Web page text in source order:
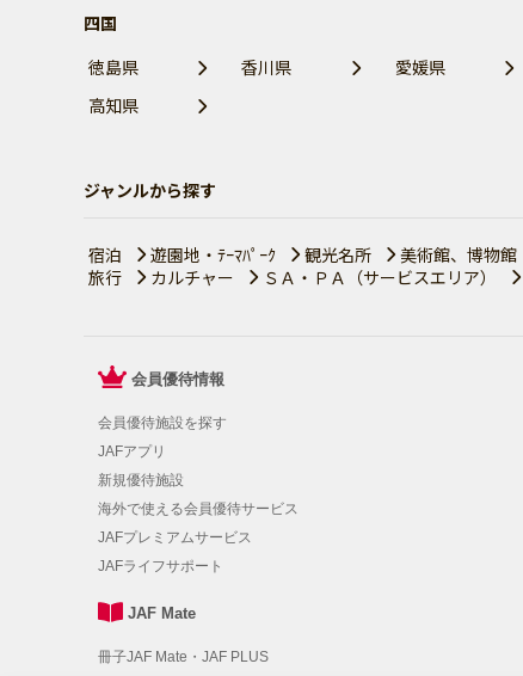
四国
徳島県
香川県
愛媛県
高知県
ジャンルから探す
宿泊 遊園地・ﾃｰﾏﾊﾟｰｸ 観光名所 美術館、博物館
旅行
カルチャー ＳＡ・ＰＡ（サービスエリア）
会員優待情報
会員優待施設を探す
JAFアプリ
新規優待施設
海外で使える会員優待サービス
JAFプレミアムサービス
JAFライフサポート
JAF Mate
冊子JAF Mate・JAF PLUS